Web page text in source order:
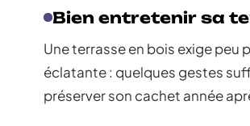
Bien entretenir sa
Une terrasse en bois exige peu
éclatante : quelques gestes
préserver son cachet année